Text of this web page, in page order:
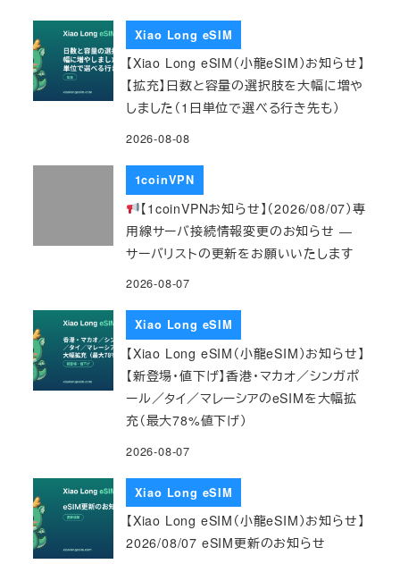
Xiao Long eSIM
【Xiao Long eSIM（小龍eSIM）お知らせ】
【拡充】日数と容量の選択肢を大幅に増や
しました（1日単位で選べる行き先も）
2026-08-08
1coinVPN
【1coinVPNお知らせ】（2026/08/07）専
用線サーバ接続情報変更のお知らせ ―
サーバリストの更新をお願いいたします
2026-08-07
Xiao Long eSIM
【Xiao Long eSIM（小龍eSIM）お知らせ】
【新登場・値下げ】香港・マカオ／シンガポ
ール／タイ／マレーシアのeSIMを大幅拡
充（最大78%値下げ）
2026-08-07
Xiao Long eSIM
【Xiao Long eSIM（小龍eSIM）お知らせ】
2026/08/07 eSIM更新のお知らせ